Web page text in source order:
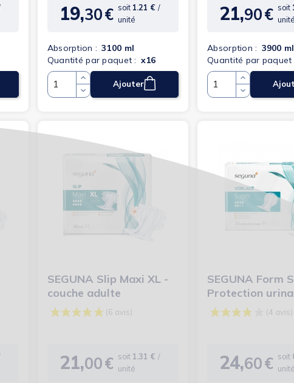
(3 avis) (3 avis)
Prix
19,30€ soit 1.21 € /
unité
Absorption : 3100 ml
Quantité par paquet : x16
QuantitéAjouter
Prix
21,90€ soit
unité
Absorption : 3900 ml
Quantité par paquet
Quantité
SEGUNA Slip Maxi XL -
couche adulte
Prix
21,00€ soit 1.31 € /
unité
SEGUNA Form
Protection
anatomique
Prix
24,60€ soit
unité